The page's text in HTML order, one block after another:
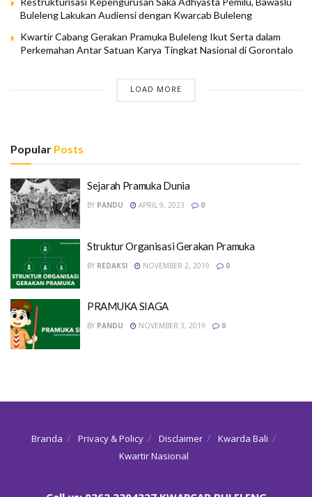
Buleleng Lakukan Audiensi dengan Kwarcab Buleleng
Kwartir Cabang Gerakan Pramuka Buleleng Ikut Serta dalam
Perkemahan Antar Satuan Karya Tingkat Nasional di Gorontalo
LOAD MORE
Popular Posts
Sejarah Pramuka Dunia
BY PANDU APRIL 9, 2023 0
Struktur Organisasi Gerakan Pramuka
BY REDAKSI NOVEMBER 2, 2019 0
PRAMUKA SIAGA
BY PANDU NOVEMBER 3, 2019 0
Branda Privacy & Policy Disclaimer
Kwarda Bali
Kwartir Nasional